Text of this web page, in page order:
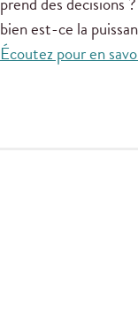
bien est-ce la
Écoutez pour en